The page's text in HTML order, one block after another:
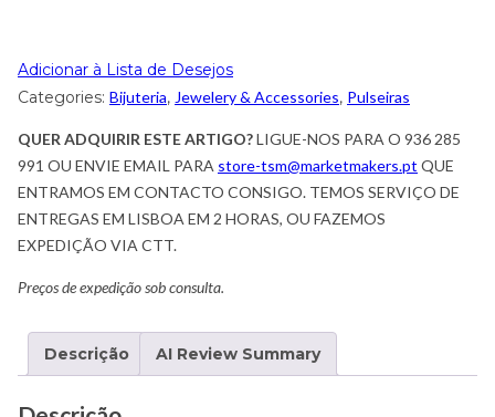
Adicionar à Lista de Desejos
Categories: Bijuteria, Jewelery & Accessories, Pulseiras
QUER ADQUIRIR ESTE ARTIGO?LIGUE-NOS PARA O 936 285
991 OU ENVIE EMAIL PARA store-tsm@marketmakers.pt QUE
ENTRAMOS EM CONTACTO CONSIGO. TEMOS SERVIÇO DE
ENTREGAS EM LISBOA EM 2 HORAS, OU FAZEMOS
EXPEDIÇÃO VIA CTT.
Preços de expedição sob consulta.
Descrição AI Review Summary